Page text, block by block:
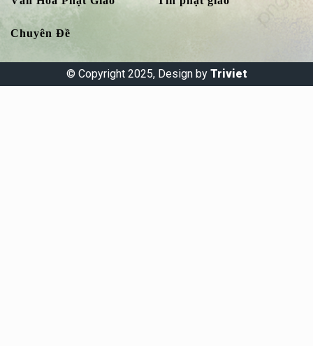
Chuyên Đề
© Copyright 2025, Design by Triviet